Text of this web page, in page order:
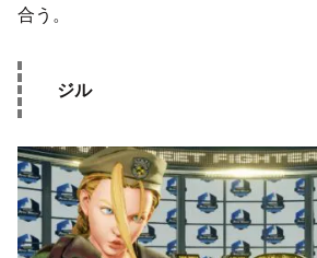
合う。
ジル